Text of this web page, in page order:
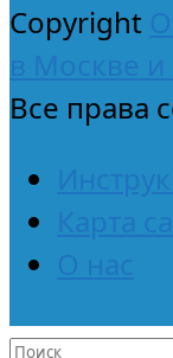
Copyright
в Москве и
Все права
Карта
О нас